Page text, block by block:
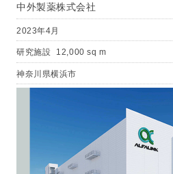
中外製薬株式会社
2023年4月
研究施設 12,000 sq m
神奈川県横浜市